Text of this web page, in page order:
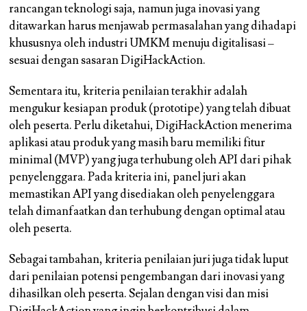
rancangan teknologi saja, namun juga inovasi yang
ditawarkan harus menjawab permasalahan yang dihadapi
khususnya oleh industri UMKM menuju digitalisasi –
sesuai dengan sasaran DigiHackAction.
Sementara itu, kriteria penilaian terakhir adalah
mengukur kesiapan produk (prototipe) yang telah dibuat
oleh peserta. Perlu diketahui, DigiHackAction menerima
aplikasi atau produk yang masih baru memiliki fitur
minimal (MVP) yang juga terhubung oleh API dari pihak
penyelenggara. Pada kriteria ini, panel juri akan
memastikan API yang disediakan oleh penyelenggara
telah dimanfaatkan dan terhubung dengan optimal atau
oleh peserta.
Sebagai tambahan, kriteria penilaian juri juga tidak luput
dari penilaian potensi pengembangan dari inovasi yang
dihasilkan oleh peserta. Sejalan dengan visi dan misi